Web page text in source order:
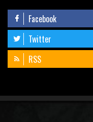
Facebook
Twitter
RSS